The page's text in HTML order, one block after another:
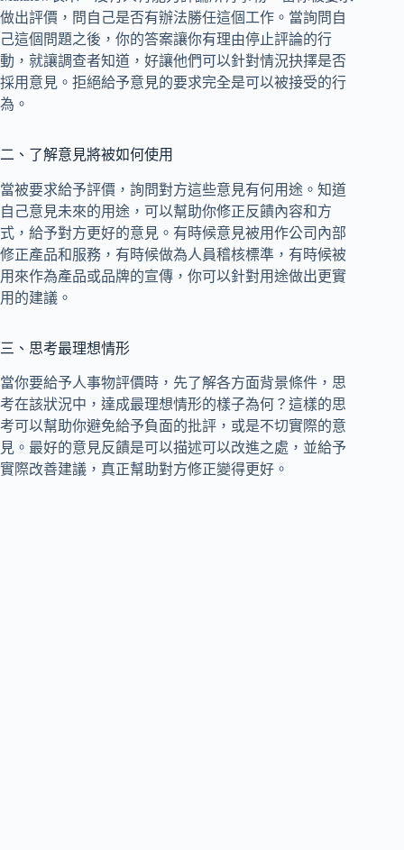
做出評價，問自己是否有辦法勝任這個工作。當詢問自
己這個問題之後，你的答案讓你有理由停止評論的行
動，就讓調查者知道，好讓他們可以針對情況抉擇是否
採用意見。拒絕給予意見的要求完全是可以被接受的行
為。
二、了解意見將被如何使用
當被要求給予評價，詢問對方這些意見有何用途。知道
自己意見未來的用途，可以幫助你修正反饋內容和方
式，給予對方更好的意見。有時候意見被用作公司內部
修正產品和服務，有時候做為人員稽核標準，有時候被
用來作為產品或品牌的宣傳，你可以針對用途做出更實
用的建議。
三、思考最理想情形
當你要給予人事物評價時，先了解各方面背景條件，思
考在該狀況中，達成最理想情形的樣子為何？這樣的思
考可以幫助你避免給予負面的批評，或是不切實際的意
見。最好的意見反饋是可以描述可以改進之處，並給予
實際改善建議，真正幫助對方修正變得更好。